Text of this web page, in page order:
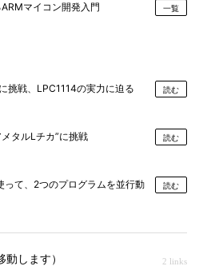
マイコン開発入門 一覧
挑戦、LPC1114の実力に迫る 読む
タルLチカ”に挑戦 読む
って、2つのプログラムを並行動
読む
します） 2 links